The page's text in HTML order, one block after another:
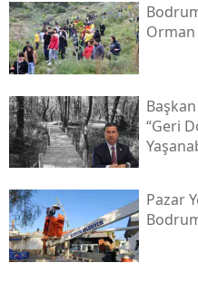
Orman
“geri
Pazar